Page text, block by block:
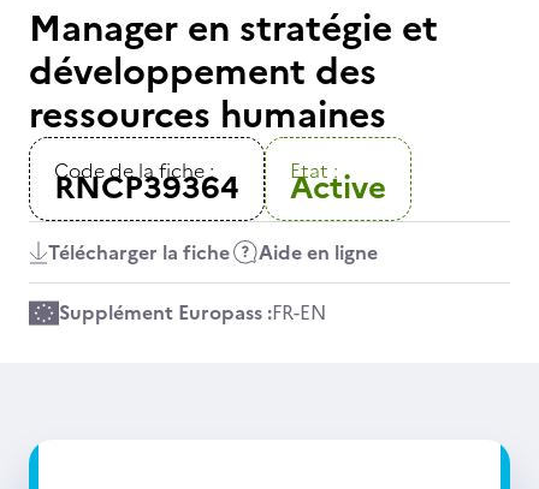
Manager en stratégie et
développement des
ressources humaines
Code de la fiche :
RNCP39364 Etat :
Active
Télécharger la fiche Aide en ligne
Supplément Europass :FR-EN